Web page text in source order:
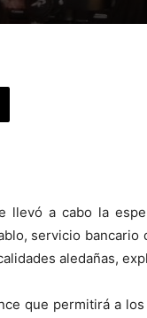
a cabo la
servicio
aledañas,
que permitirá a